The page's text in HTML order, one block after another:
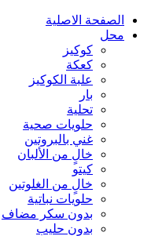
الصفحة الاصلية
محل
كوكيز
كعكة
علبة الكوكيز
بار
تحلية
حلويات صحية
غني بالبروتين
خالٍ من الألبان
كيتو
خالٍ من الغلوتين
حلويات نباتية
بدون سكر مضاف
بدون حليب